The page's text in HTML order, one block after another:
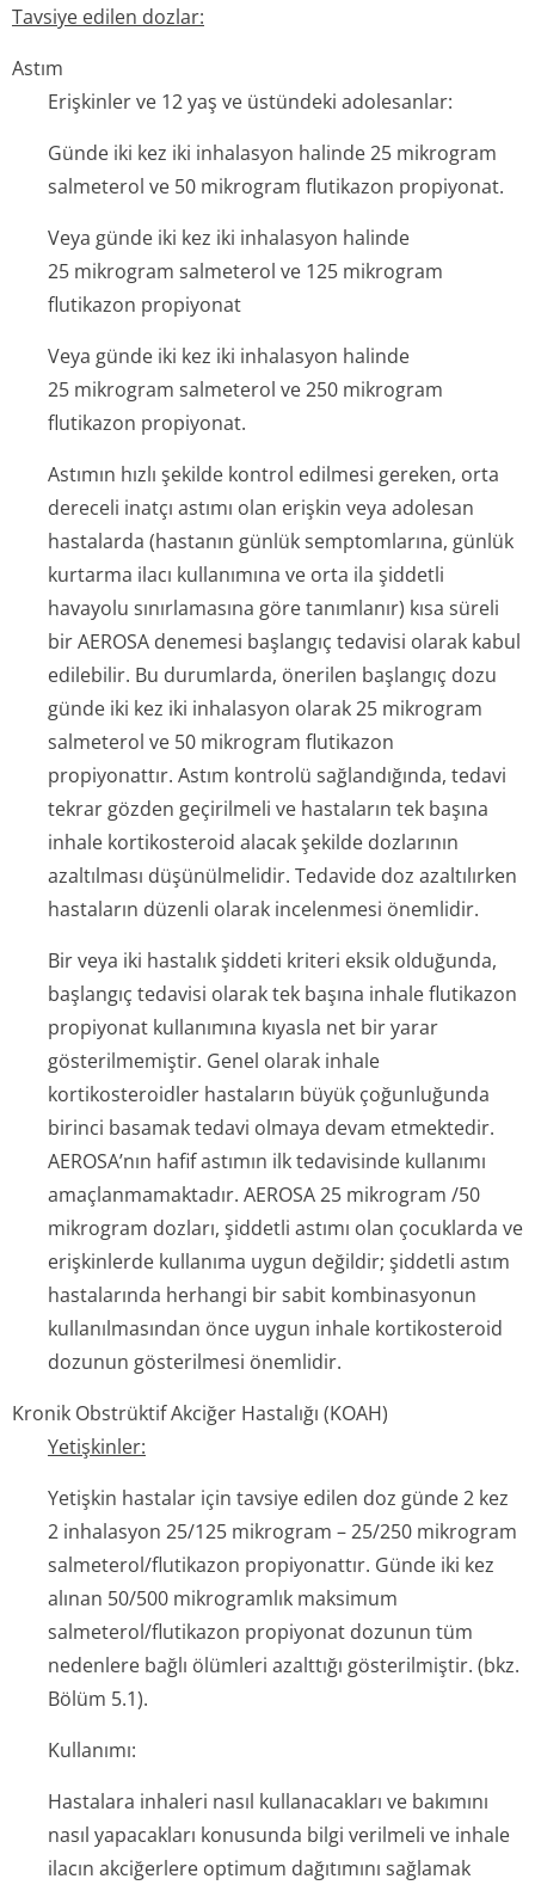
Tavsiye edilen dozlar:
Astım
Erişkinler ve 12 yaş ve üstündeki adolesanlar:
Günde iki kez iki inhalasyon halinde 25 mikrogram
salmeterol ve 50 mikrogram flutikazon propiyonat.
Veya günde iki kez iki inhalasyon halinde
25 mikrogram salmeterol ve 125 mikrogram
flutikazon propiyonat
Veya günde iki kez iki inhalasyon halinde
25 mikrogram salmeterol ve 250 mikrogram
flutikazon propiyonat.
Astımın hızlı şekilde kontrol edilmesi gereken, orta
dereceli inatçı astımı olan erişkin veya adolesan
hastalarda (hastanın günlük semptomlarına, günlük
kurtarma ilacı kullanımına ve orta ila şiddetli
havayolu sınırlamasına göre tanımlanır) kısa süreli
bir AEROSA denemesi başlangıç tedavisi olarak kabul
edilebilir. Bu durumlarda, önerilen başlangıç dozu
günde iki kez iki inhalasyon olarak 25 mikrogram
salmeterol ve 50 mikrogram flutikazon
propiyonattır. Astım kontrolü sağlandığında, tedavi
tekrar gözden geçirilmeli ve hastaların tek başına
inhale kortikosteroid alacak şekilde dozlarının
azaltılması düşünülmelidir. Tedavide doz azaltılırken
hastaların düzenli olarak incelenmesi önemlidir.
Bir veya iki hastalık şiddeti kriteri eksik olduğunda,
başlangıç tedavisi olarak tek başına inhale flutikazon
propiyonat kullanımına kıyasla net bir yarar
gösterilmemiştir. Genel olarak inhale
kortikosteroidler hastaların büyük çoğunluğunda
birinci basamak tedavi olmaya devam etmektedir.
AEROSA’nın hafif astımın ilk tedavisinde kullanımı
amaçlanmamaktadır. AEROSA 25 mikrogram /50
mikrogram dozları, şiddetli astımı olan çocuklarda ve
erişkinlerde kullanıma uygun değildir; şiddetli astım
hastalarında herhangi bir sabit kombinasyonun
kullanılmasından önce uygun inhale kortikosteroid
dozunun gösterilmesi önemlidir.
Kronik Obstrüktif Akciğer Hastalığı (KOAH)
Yetişkinler:
Yetişkin hastalar için tavsiye edilen doz günde 2 kez
2 inhalasyon 25/125 mikrogram – 25/250 mikrogram
salmeterol/flu­tikazon propiyonattır. Günde iki kez
alınan 50/500 mikrogramlık maksimum
salmeterol/flu­tikazon propiyonat dozunun tüm
nedenlere bağlı ölümleri azalttığı gösterilmiştir. (bkz.
Bölüm 5.1).
Kullanımı:
Hastalara inhaleri nasıl kullanacakları ve bakımını
nasıl yapacakları konusunda bilgi verilmeli ve inhale
ilacın akciğerlere optimum dağıtımını sağlamak